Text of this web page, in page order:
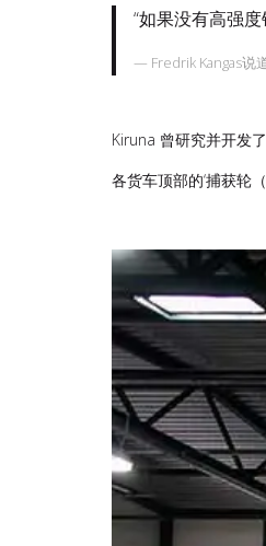
“如果没有高强
Fredrik Kangas说
Kiruna 曾研究并开发
各货车顶部的‘捕获轮